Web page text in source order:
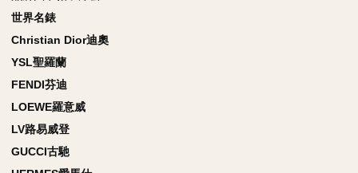
世界名錶
Christian Dior迪奧
YSL聖羅蘭
FENDI芬迪
LOEWE羅意威
LV路易威登
GUCCI古馳